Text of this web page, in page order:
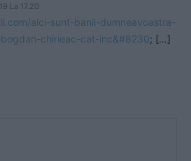
La 17.20
aici-sunt-banii-dumneavoastra-
chirieac-cat-inc&#8230; […]